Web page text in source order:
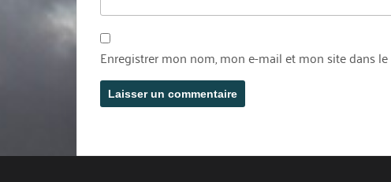
Enregistrer mon nom, mon e-mail et mon site dans